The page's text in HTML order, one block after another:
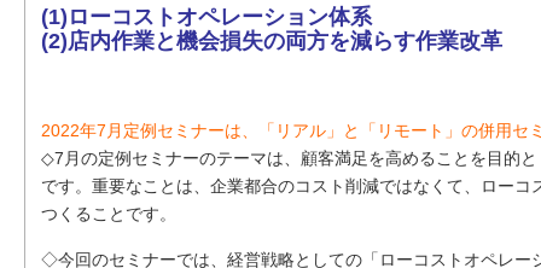
(1)ローコストオペレーション体系
(2)店内作業と機会損失の両方を減らす作業改革
2022年7月定例セミナーは、「リアル」と「リモート」の併用セ
◇7月の定例セミナーのテーマは、顧客満足を高めることを目的
です。重要なことは、企業都合のコスト削減ではなくて、ロー
つくることです。
◇今回のセミナーでは、経営戦略としての「ローコストオペレー